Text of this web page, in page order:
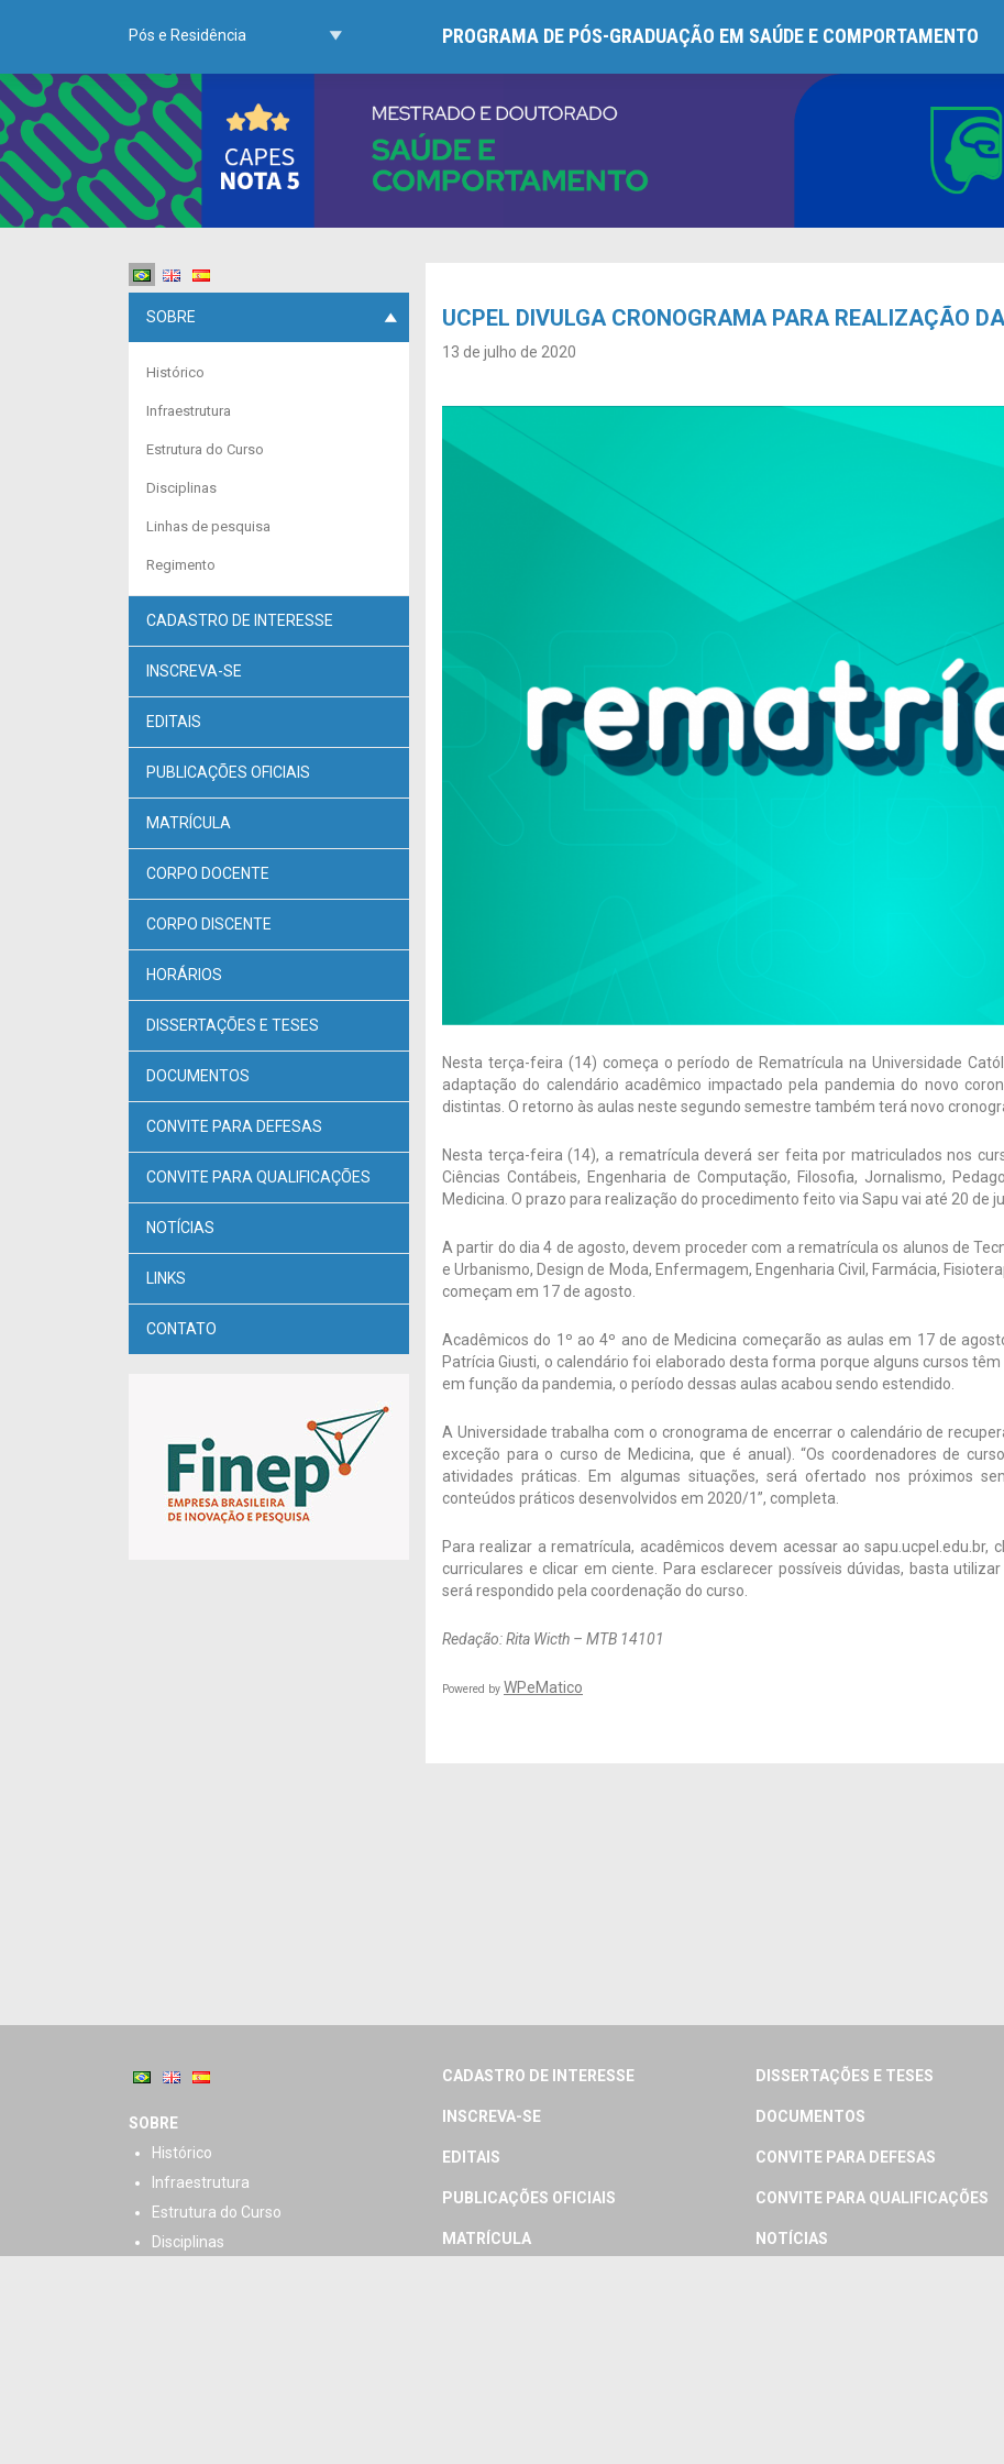
Pós e Residência PROGRAMA DE PÓS-GRADUAÇÃO EM SAÚDE E COMPORTAMENTO
SOBRE
Histórico
Infraestrutura
Estrutura do Curso
Disciplinas
Linhas de pesquisa
Regimento
CADASTRO DE INTERESSE
INSCREVA-SE
EDITAIS
PUBLICAÇÕES OFICIAIS
MATRÍCULA
CORPO DOCENTE
CORPO DISCENTE
HORÁRIOS
DISSERTAÇÕES E TESES
DOCUMENTOS
CONVITE PARA DEFESAS
CONVITE PARA QUALIFICAÇÕES
NOTÍCIAS
LINKS
CONTATO
UCPEL DIVULGA CRONOGRAMA PARA REALIZAÇÃO
13 de julho de 2020
Nesta terça-feira (14) começa o período de Rematrícula na Universidade
adaptação do calendário acadêmico impactado pela pandemia do novo
distintas. O retorno às aulas neste segundo semestre também terá novo
Nesta terça-feira (14), a rematrícula deverá ser feita por matriculados nos
Ciências Contábeis, Engenharia de Computação, Filosofia, Jornalismo,
Medicina. O prazo para realização do procedimento feito via Sapu vai até 20 de
A partir do dia 4 de agosto, devem proceder com a rematrícula os alunos de
e Urbanismo, Design de Moda, Enfermagem, Engenharia Civil, Farmácia,
começam em 17 de agosto.
Acadêmicos do 1º ao 4º ano de Medicina começarão as aulas em 17 de
Patrícia Giusti, o calendário foi elaborado desta forma porque alguns cursos
em função da pandemia, o período dessas aulas acabou sendo estendido.
A Universidade trabalha com o cronograma de encerrar o calendário de
exceção para o curso de Medicina, que é anual). “Os coordenadores de
atividades práticas. Em algumas situações, será ofertado nos próximos
conteúdos práticos desenvolvidos em 2020/1”, completa.
Para realizar a rematrícula, acadêmicos devem acessar ao sapu.ucpel.edu.br,
curriculares e clicar em ciente. Para esclarecer possíveis dúvidas, basta
será respondido pela coordenação do curso.
Redação: Rita Wicth – MTB 14101
Powered by WPeMatico
SOBRE
Histórico
Infraestrutura
Estrutura do Curso
Disciplinas
CADASTRO DE INTERESSE
INSCREVA-SE
EDITAIS
PUBLICAÇÕES OFICIAIS
MATRÍCULA
DISSERTAÇÕES E TESES
DOCUMENTOS
CONVITE PARA DEFESAS
CONVITE PARA QUALIFICAÇÕES
NOTÍCIAS